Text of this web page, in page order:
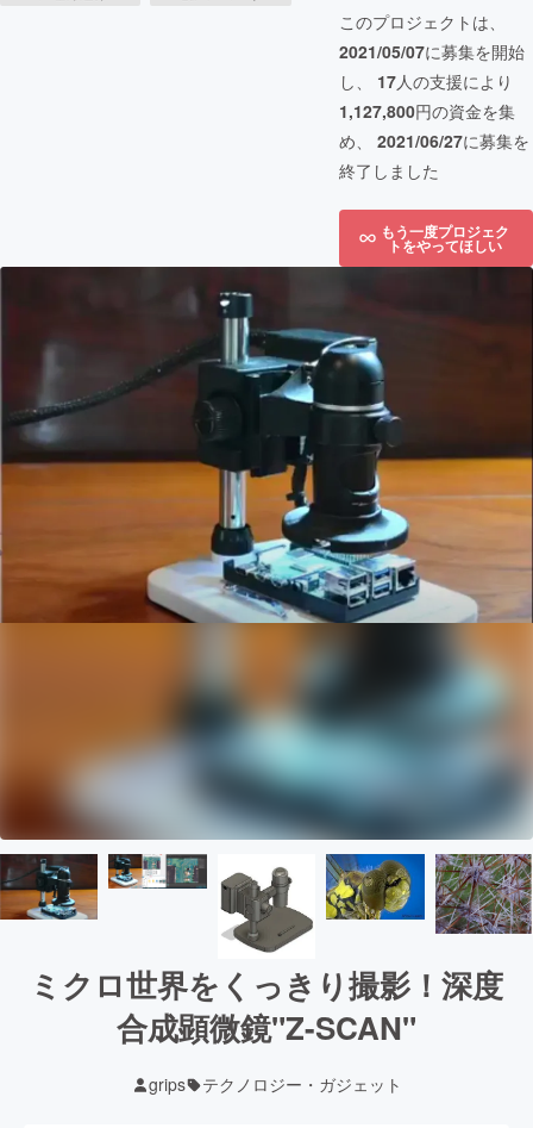
このプロジェクトは、
2021/05/07に募集を開始
し、 17人の支援により
1,127,800円の資金を集
め、 2021/06/27に募集を
終了しました
もう一度プロジェク
トをやってほしい
ミクロ世界をくっきり撮影！深度
合成顕微鏡"Z-SCAN"
grips テクノロジー・ガジェット